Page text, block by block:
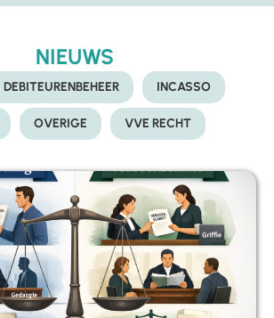
NIEUWS
DEBITEURENBEHEER INCASSO
OVERIGE VVE RECHT